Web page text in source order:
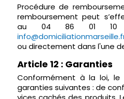
Procédure de
remboursement peut
au 04 86 01 10
ou directement dans l'une
Article 12 : Garanties
Conformément à la loi, le
garanties suivantes : de